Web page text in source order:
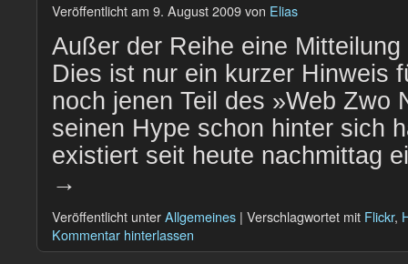
Veröffentlicht am 9. August 2009von Elias
Außer der Reihe eine
Dies ist nur ein kurzer Hinweis
noch jenen Teil des »Web Zwo
seinen Hype schon hinter sich
existiert seit heute nachmittag
→
Veröffentlicht unterAllgemeines | Verschlagwortet mit Flickr,
Kommentar hinterlassen